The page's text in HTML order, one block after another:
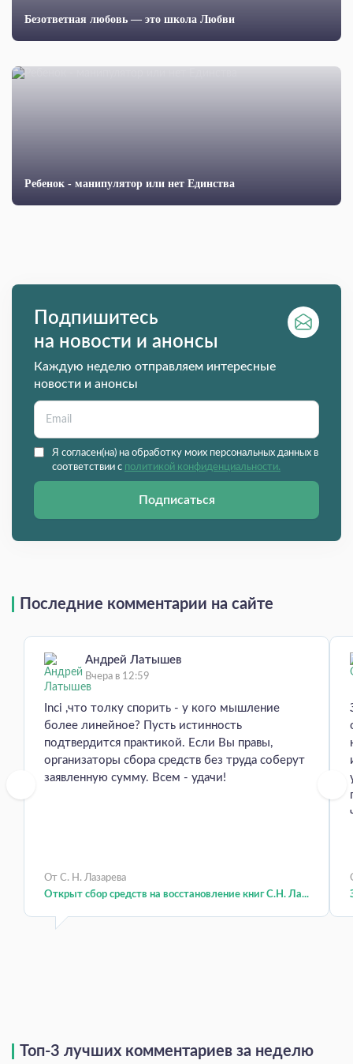
Безответная любовь — это школа Любви
Ребенок - манипулятор или нет Единства
Подпишитесь
на новости и анонсы
Каждую неделю отправляем интересные
новости и анонсы
Я согласен(на) на обработку моих персональных данных в
соответствии с политикой конфиденциальности.
Подписаться
Последние комментарии на сайте
Андрей Латышев
Вчера в 12:59
Inci ,что толку спорить - у кого мышление
более линейное? Пусть истинность
подтвердится практикой. Если Вы правы,
организаторы сбора средств без труда соберут
заявленную сумму. Всем - удачи!
От С. Н. Лазарева
Открыт сбор средств на восстановление книг С.Н. Ла...
Топ-3 лучших комментариев за неделю